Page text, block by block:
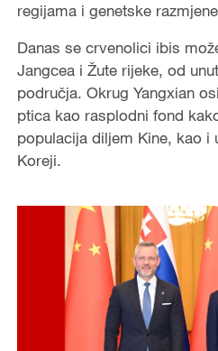
regijama i genetske
Danas se crvenolici ibis
Jangcea i Žute rijeke, od
područja. Okrug Yangxian
ptica kao rasplodni fond
populacija diljem Kine, kao i
Koreji.